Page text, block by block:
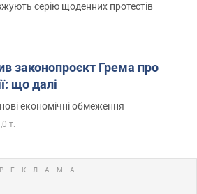
серію щоденних протестів
законопроєкт Грема про
що далі
економічні обмеження
т.